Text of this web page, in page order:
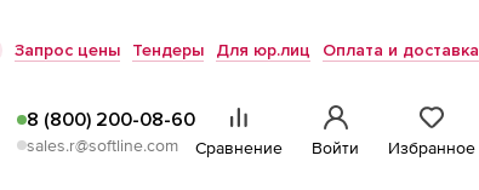
Запрос цены Тендеры Для юр.лиц Оплата и доставка
8 (800) 200-08-60
sales.r@softline.com Сравнение Войти Избранное